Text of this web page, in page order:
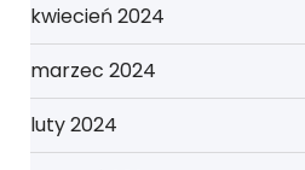
kwiecień 2024
marzec 2024
luty 2024